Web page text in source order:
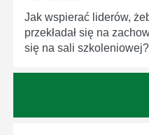
Jak wspierać liderów,
przekładał się na
się na sali szkoleniowej?